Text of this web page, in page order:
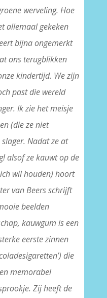
werveling. Hoe
allemaal gekeken
bijna ongemerkt
ons terugblikken
kindertijd. We zijn
past die wereld
Ik zie het meisje
(die ze niet
Nadat ze at
alsof ze kauwt op de
wil houden) hoort
van Beers schrijft
beelden
kauwgum is een
eerste zinnen
die
memorabel
Zij heeft de